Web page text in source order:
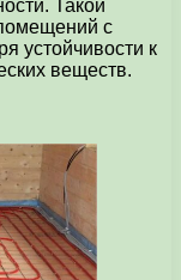
Такой
с
устойчивости к
веществ.